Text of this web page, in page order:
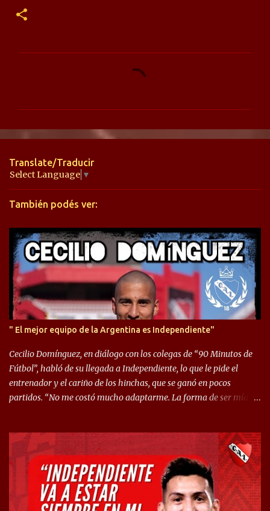
n
a
r
i
s
Translate/Traducir
Select Language ▼
También podés ver:
" El mejor equipo de la Argentina es Independiente"
Cecilio Domínguez, en diálogo con los colegas de “90 Minutos de
Fútbol”, habló de su llegada a Independiente, lo que le pide el
entrenador y el cariño de los hinchas, que se ganó en pocos
partidos. “No me costó mucho adaptarme. La forma de ser mía
llegué a un Independiente que juega muy dinámico y me gusta
mucho. Me favorece por la forma de jugar mía y eso también
ayudó a que me adapte”. “Me siento mejor por izquierda, pero me
gusta mucho jugar de 9, y juego sin problemas por derecha
también. Jugar de 9 y de extremo por izquierda es diferente. A mi